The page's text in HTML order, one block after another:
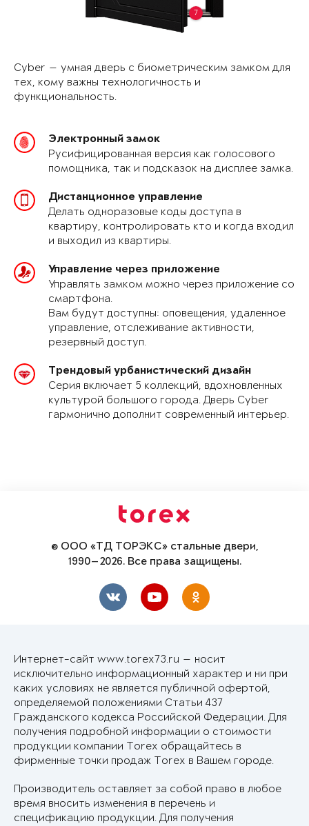
7
Cyber — умная дверь с биометрическим замком для
тех, кому важны технологичность и
функциональность.
Электронный замок
Русифицированная версия как голосового
помощника, так и подсказок на дисплее замка.
Дистанционное управление
Делать одноразовые коды доступа в
квартиру, контролировать кто и когда входил
и выходил из квартиры.
Управление через приложение
Управлять замком можно через приложение со
смартфона.
Вам будут доступны: оповещения, удаленное
управление, отслеживание активности,
резервный доступ.
Трендовый урбанистический дизайн
Серия включает 5 коллекций, вдохновленных
культурой большого города. Дверь Cyber
гармонично дополнит современный интерьер.
© ООО «ТД ТОРЭКС» стальные двери,
1990—2026. Все права защищены.
Интернет-сайт www.torex73.ru — носит
исключительно информационный характер и ни при
каких условиях не является публичной офертой,
определяемой положениями Статьи 437
Гражданского кодекса Российской Федерации. Для
получения подробной информации о стоимости
продукции компании Torex обращайтесь в
фирменные точки продаж Torex в Вашем городе.
Производитель оставляет за собой право в любое
время вносить изменения в перечень и
спецификацию продукции. Для получения